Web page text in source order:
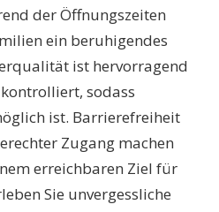
der Öffnungszeiten
ein beruhigendes
ist hervorragend
sodass
ist. Barrierefreiheit
Zugang machen
erreichbaren Ziel für
Sie unvergessliche